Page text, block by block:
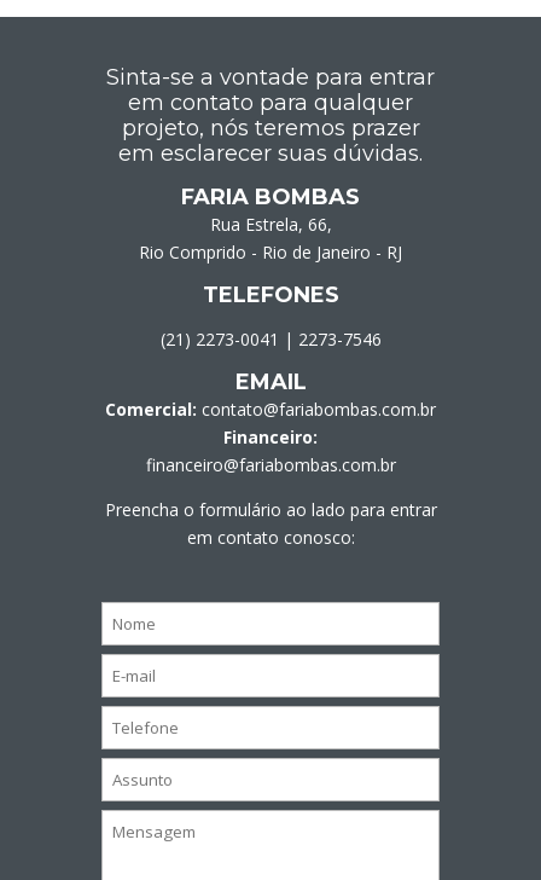
Sinta-se a vontade para entrar
em contato para qualquer
projeto, nós teremos prazer
em esclarecer suas dúvidas.
FARIA BOMBAS
Rua Estrela, 66,
Rio Comprido - Rio de Janeiro - RJ
TELEFONES
(21) 2273-0041 | 2273-7546
EMAIL
Comercial: contato@fariabombas.com.br
Financeiro:
financeiro@fariabombas.com.br
Preencha o formulário ao lado para entrar
em contato conosco: